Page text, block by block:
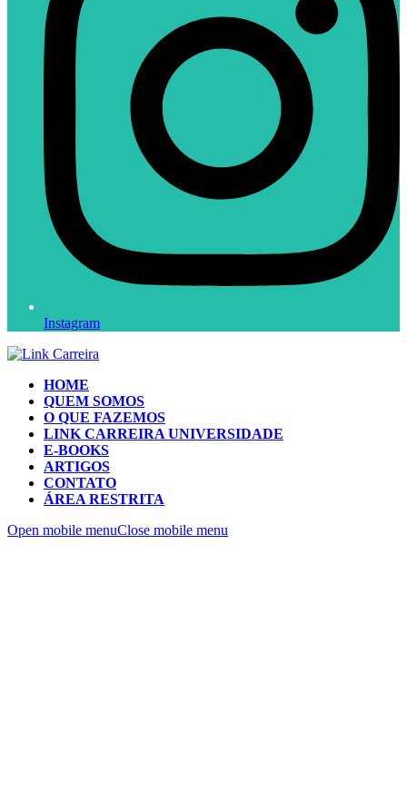
Instagram
HOME
QUEM SOMOS
O QUE FAZEMOS
LINK CARREIRA UNIVERSIDADE
E-BOOKS
ARTIGOS
CONTATO
ÁREA RESTRITA
Open mobile menuClose mobile menu